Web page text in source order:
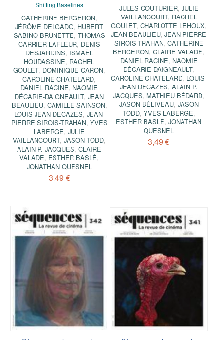
Shifting Baselines
CATHERINE BERGERON,
JÉRÔME DELGADO, HUBERT
SABINO-BRUNETTE, THOMAS
CARRIER-LAFLEUR, DENIS
DESJARDINS, ISMAËL
HOUDASSINE, RACHEL
GOULET, DOMINIQUE CARON,
CAROLINE CHATELARD,
DANIEL RACINE, NAOMIE
DÉCARIE-DAIGNEAULT,JEAN
BEAULIEU, CAMILLE SAINSON,
LOUIS-JEAN DECAZES, JEAN-
PIERRE SIROIS-TRAHAN, YVES
LABERGE,JULIE
VAILLANCOURT,JASON TODD,
ALAIN P. JACQUES,CLAIRE
VALADE, ESTHER BASLÉ,
JONATHAN QUESNEL
3,49 €
JULES COUTURIER, JULIE
VAILLANCOURT, RACHEL
GOULET, CHARLOTTE LEHOUX,
JEAN BEAULIEU,JEAN-PIERRE
SIROIS-TRAHAN, CATHERINE
BERGERON,CLAIRE VALADE,
DANIEL RACINE, NAOMIE
DÉCARIE-DAIGNEAULT,
CAROLINE CHATELARD, LOUIS-
JEAN DECAZES,ALAIN P.
JACQUES, MATHIEU BÉDARD,
JASON BÉLIVEAU, JASON
TODD, YVES LABERGE,
ESTHER BASLÉ,JONATHAN
QUESNEL
3,49 €